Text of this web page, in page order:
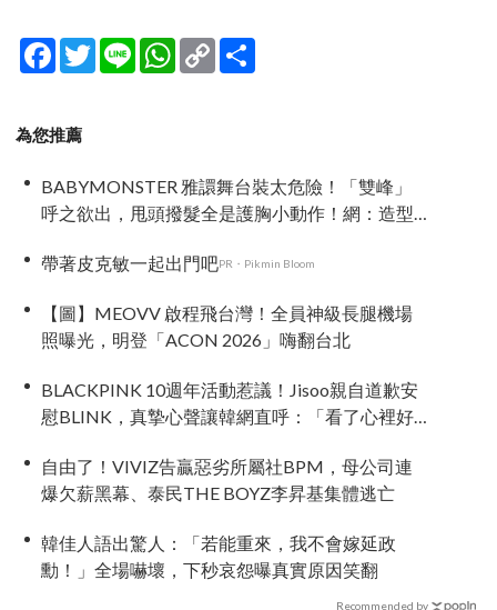
Facebook
TwitterLine WhatsApp
Copy
Link
為您推薦
BABYMONSTER 雅譞舞台裝太危險！「雙峰」
呼之欲出，甩頭撥髮全是護胸小動作！網：造型
帶著皮克敏一起出門吧PR・Pikmin Bloom
【圖】MEOVV 啟程飛台灣！全員神級長腿機場
照曝光，明登「ACON 2026」嗨翻台北
BLACKPINK 10週年活動惹議！Jisoo親自道歉安
慰BLINK，真摯心聲讓韓網直呼：「看了心裡好
自由了！VIVIZ告贏惡劣所屬社BPM，母公司連
爆欠薪黑幕、泰民THE BOYZ李昇基集體逃亡
韓佳人語出驚人：「若能重來，我不會嫁延政
勳！」全場嚇壞，下秒哀怨曝真實原因笑翻
Recommended by